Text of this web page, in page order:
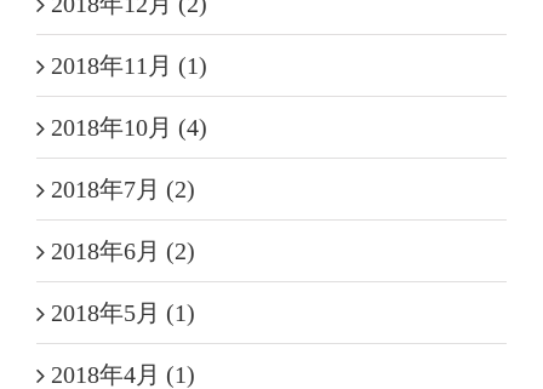
2018年11月 (1)
2018年10月 (4)
2018年7月 (2)
2018年6月 (2)
2018年5月 (1)
2018年4月 (1)